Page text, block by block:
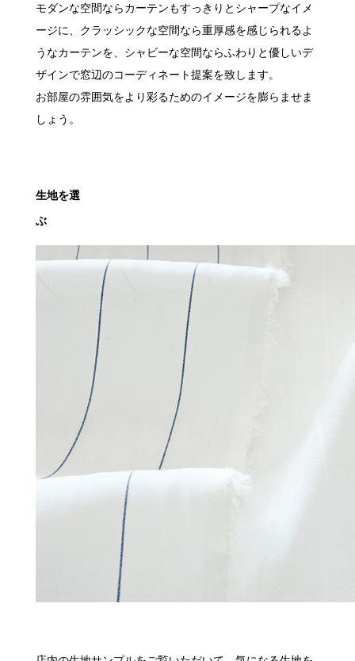
モダンな空間ならカーテンもすっきりとシャープなイメ
ージに、クラッシックな空間なら重厚感を感じられるよ
うなカーテンを、シャビーな空間ならふわりと優しいデ
ザインで窓辺のコーディネート提案を致します。
お部屋の雰囲気をより彩るためのイメージを膨らませま
しょう。
生地を選
ぶ